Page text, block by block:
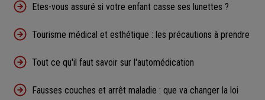
Etes-vous assuré si votre enfant casse ses lunettes ?
Tourisme médical et esthétique : les précautions à prendre
Tout ce qu'il faut savoir sur l'automédication
Fausses couches et arrêt maladie : que va changer la loi